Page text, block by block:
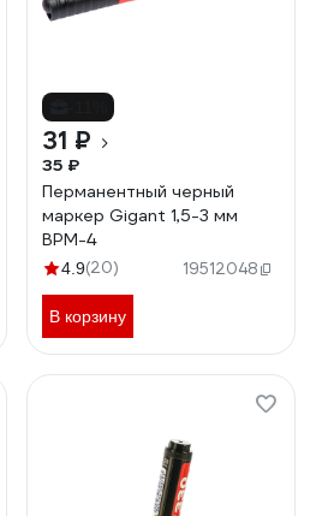
31 ₽
35 ₽
Перманентный черный
маркер Gigant 1,5-3 мм
BPM-4
4.9(20) 19512048
В корзину